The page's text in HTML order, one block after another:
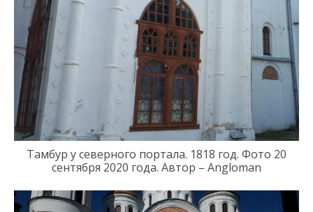
Тамбур у северного портала. 1818 год. Фото 20
сентября 2020 года. Автор – Angloman